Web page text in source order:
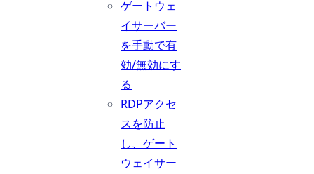
ゲートウェ
イサーバー
を手動で有
効/無効にす
る
RDPアクセ
スを防止
し、ゲート
ウェイサー